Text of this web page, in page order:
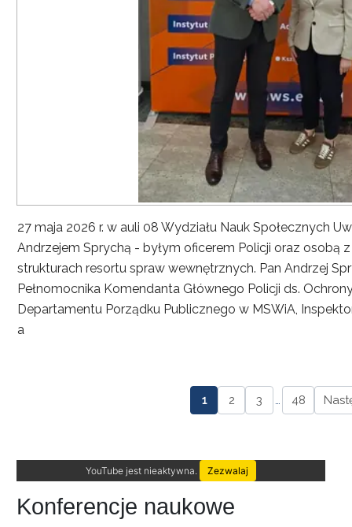
27 maja 2026 r. w auli 08 Wydziału Nauk Społecznych
Andrzejem Sprychą - byłym oficerem Policji oraz osobą
strukturach resortu spraw wewnętrznych. Pan Andrzej
Pełnomocnika Komendanta Głównego Policji ds.
Departamentu Porządku Publicznego w MSWiA,
a
1 2 3 … 48
YouTube jest nieaktywna. Zezwalaj
Konferencje naukowe